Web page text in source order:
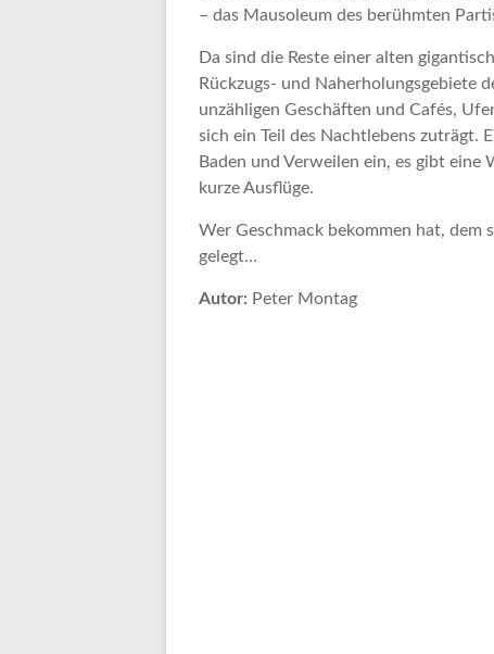
– das Mausoleum des berühmten
Da sind die Reste einer alten
Rückzugs- und Naherholungsgebiete
unzähligen Geschäften und Cafés,
sich ein Teil des Nachtlebens zuträgt.
Baden und Verweilen ein, es gibt
kurze Ausflüge.
Wer Geschmack bekommen hat, dem
gelegt…
Autor: Peter Montag